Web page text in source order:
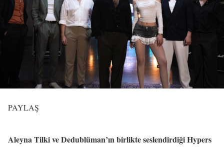
PAYLAŞ
Aleyna Tilki ve Dedublüman’ın birlikte seslendirdiği Hypers